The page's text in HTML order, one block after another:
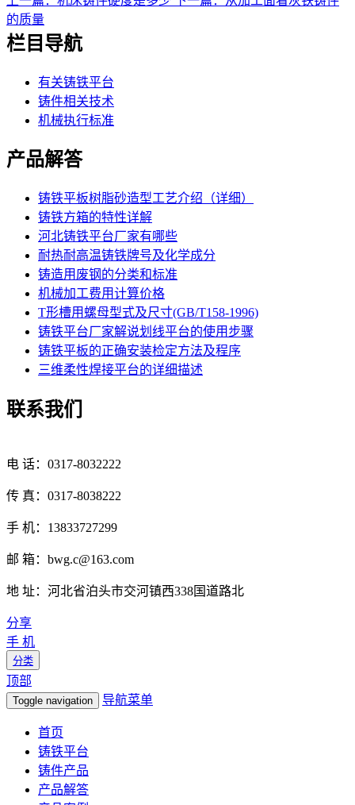
的质量
栏目导航
有关铸铁平台
铸件相关技术
机械执行标准
产品解答
铸铁平板树脂砂造型工艺介绍（详细）
铸铁方箱的特性详解
河北铸铁平台厂家有哪些
耐热耐高温铸铁牌号及化学成分
铸造用废钢的分类和标准
机械加工费用计算价格
T形槽用螺母型式及尺寸(GB/T158-1996)
铸铁平台厂家解说划线平台的使用步骤
铸铁平板的正确安装检定方法及程序
三维柔性焊接平台的详细描述
联系我们
电 话：0317-8032222
传 真：0317-8038222
手 机：13833727299
邮 箱：bwg.c@163.com
地 址：河北省泊头市交河镇西338国道路北
分享
手 机
分类
顶部
Toggle navigation 导航菜单
首页
铸铁平台
铸件产品
产品解答